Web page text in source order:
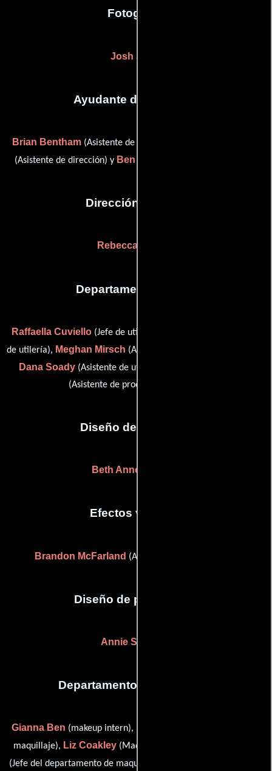
Fotografia
Josh Silfen
Ayudante de dirección
Brian Bentham (Asistente de dirección),
(Asistente de dirección) y Ben Willis
Dirección artística
Rebecca Conran
Departamento de arte
Raffaella Cuviello (Jefe de utilería),
de utilería), Meghan Mirsch (Asistente de producción artística),
Dana Soady (Asistente de utilería) y
(Asistente de producción artística)
Diseño de vestuario
Beth Anne Kelleher
Efectos visuales
Brandon McFarland (Artista de efectos visuales)
Diseño de producción
Annie Simeone
Departamento de maquillaje
Gianna Ben (makeup intern),
maquillaje), Liz Coakley(Maquilladora),
(Jefe del departamento de maquillaje),